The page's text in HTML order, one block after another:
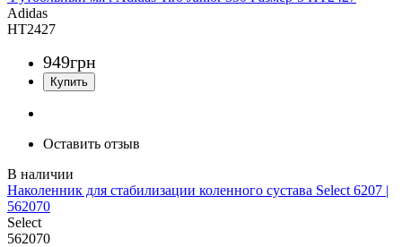
Adidas
HT2427
949грн
Оставить отзыв
Наколенник для стабилизации коленного сустава Select 6207 |
562070
Select
562070